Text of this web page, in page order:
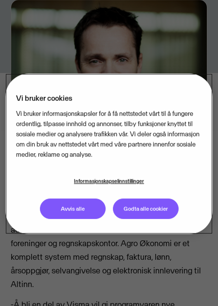
programvareløsninger til landbrukssektoren i Norge
Agrodata leverer programvare for økonomi og
administrasjon til landbrukssektoren, bedrifter,
foreninger og regnskapskontor. Agro Økonomi er et
komplett system med regnskap, faktura, lønn,
årsoppgjør, selvangivelse og elektronisk innlevering til
Altinn.
Vi bruker cookies
Vi bruker informasjonskapsler for å få nettstedet vårt til å fungere
ordentlig, tilpasse innhold og annonser, tilby funksjoner knyttet til
sosiale medier og analysere trafikken vår. Vi deler også informasjon
om din bruk av nettstedet vårt med våre partnere innenfor sosiale
medier, reklame og analyse.
Informasjonskapselinnstillinger
Avvis alle Godta alle cookier